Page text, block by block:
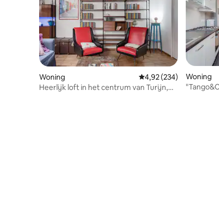
Woning Gemiddelde
4,92 (234)
Heerlijk loft in het centrum van Turijn,
Woning